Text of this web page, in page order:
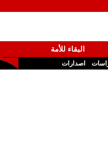
البقاء للأمة
اصدارات